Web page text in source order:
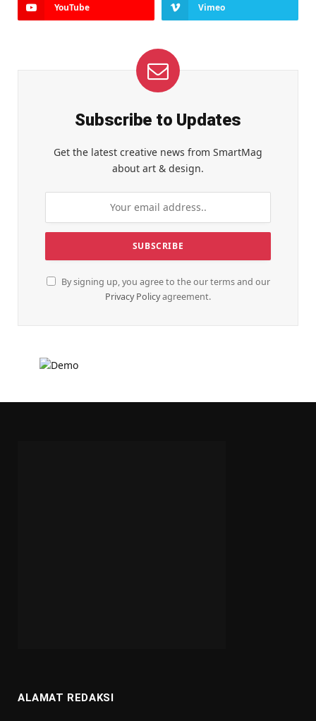
YouTube Vimeo
Subscribe to Updates
Get the latest creative news from SmartMag
about art & design.
By signing up, you agree to the our terms and our
Privacy Policyagreement.
ALAMAT REDAKSI